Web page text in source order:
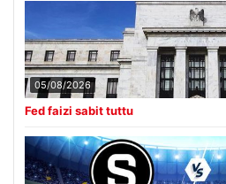
05/08/2026
Fed faizi sabit tuttu